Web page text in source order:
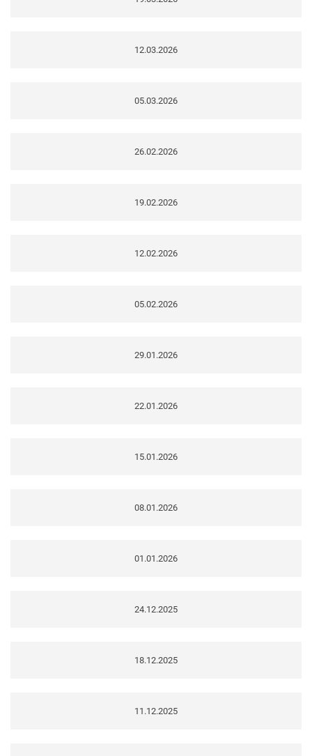
12.03.2026
05.03.2026
26.02.2026
19.02.2026
12.02.2026
05.02.2026
29.01.2026
22.01.2026
15.01.2026
08.01.2026
01.01.2026
24.12.2025
18.12.2025
11.12.2025